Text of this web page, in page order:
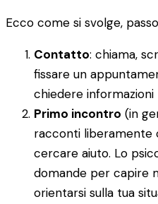
Ecco come si svolge,
Contatto: chiama,
fissare un
chiedere
Primo incontro (in
racconti liberamente
cercare aiuto. Lo
domande per capire
orientarsi sulla tua